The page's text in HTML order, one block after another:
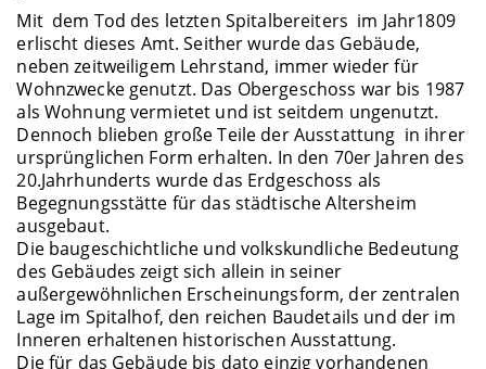
Mit dem Tod des letzten Spitalbereiters im Jahr1809
erlischt dieses Amt. Seither wurde das Gebäude,
neben zeitweiligem Lehrstand, immer wieder für
Wohnzwecke genutzt. Das Obergeschoss war bis 1987
als Wohnung vermietet und ist seitdem ungenutzt.
Dennoch blieben große Teile der Ausstattung in ihrer
ursprünglichen Form erhalten. In den 70er Jahren des
20.Jahrhunderts wurde das Erdgeschoss als
Begegnungsstätte für das städtische Altersheim
ausgebaut.
Die baugeschichtliche und volkskundliche Bedeutung
des Gebäudes zeigt sich allein in seiner
außergewöhnlichen Erscheinungsform, der zentralen
Lage im Spitalhof, den reichen Baudetails und der im
Inneren erhaltenen historischen Ausstattung.
Die für das Gebäude bis dato einzig vorhandenen